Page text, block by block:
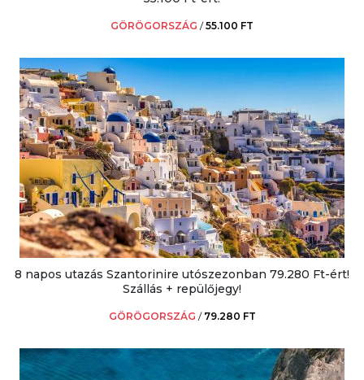
GÖRÖGORSZÁG /55.100 FT
8 napos utazás Szantorinire utószezonban 79.280 Ft-ért!
Szállás + repülőjegy!
GÖRÖGORSZÁG / 79.280 FT